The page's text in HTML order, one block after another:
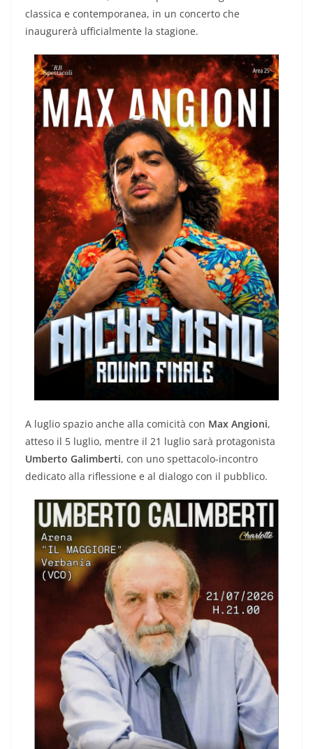
classica e contemporanea, in un concerto che
inaugurerà ufficialmente la stagione.
A luglio spazio anche alla comicità con Max Angioni,
atteso il 5 luglio, mentre il 21 luglio sarà protagonista
Umberto Galimberti, con uno spettacolo-incontro
dedicato alla riflessione e al dialogo con il pubblico.